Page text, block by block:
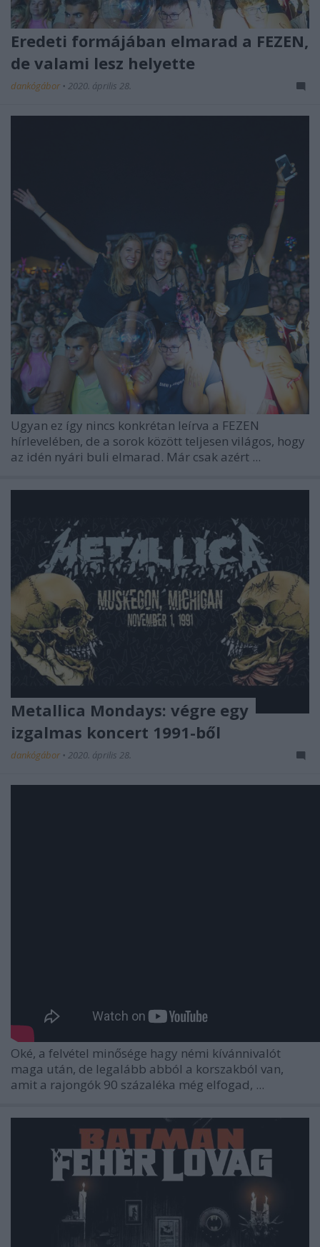
Eredeti formájában elmarad a FEZEN,
de valami lesz helyette
dankógábor • 2020. április 28.
Ugyan ez így nincs konkrétan leírva a FEZEN
hírlevelében, de a sorok között teljesen világos, hogy
az idén nyári buli elmarad. Már csak azért ...
Metallica Mondays: végre egy
izgalmas koncert 1991-ből
dankógábor • 2020. április 28.
Oké, a felvétel minősége hagy némi kívánnivalót
maga után, de legalább abból a korszakból van,
amit a rajongók 90 százaléka még elfogad, ...